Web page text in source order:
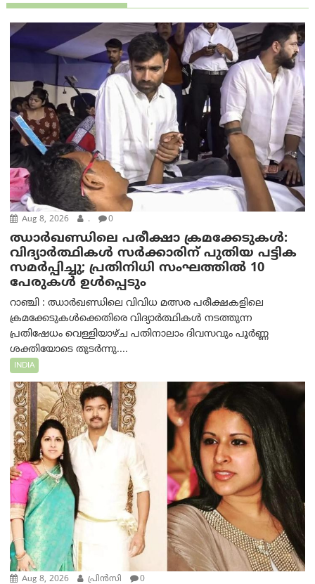
Aug 8, 2026 . 0
ഝാര്‍ഖണ്ഡിലെ പരീക്ഷാ ക്രമക്കേടുകള്‍:
വിദ്യാർത്ഥികൾ സർക്കാരിന് പുതിയ പട്ടിക
സമർപ്പിച്ചു; പ്രതിനിധി സംഘത്തിൽ 10
പേരുകൾ ഉൾപ്പെടും
റാഞ്ചി : ഝാർഖണ്ഡിലെ വിവിധ മത്സര പരീക്ഷകളിലെ
ക്രമക്കേടുകൾക്കെതിരെ വിദ്യാർത്ഥികൾ നടത്തുന്ന
പ്രതിഷേധം വെള്ളിയാഴ്ച പതിനാലാം ദിവസവും പൂർണ്ണ
ശക്തിയോടെ തുടർന്നു....
INDIA
Aug 8, 2026 പ്രിന്‍സി 0